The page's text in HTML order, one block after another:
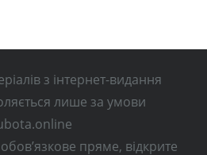
з інтернет-видання
лише за умови
пряме, відкрите